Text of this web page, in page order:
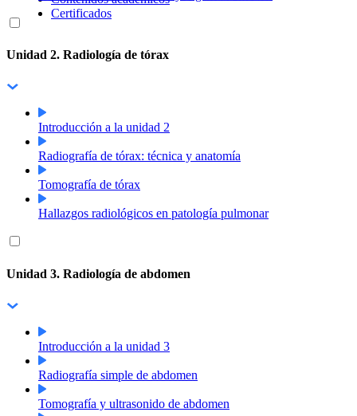
Certificados
Unidad 2. Radiología de tórax
Introducción a la unidad 2
Radiografía de tórax: técnica y anatomía
Tomografía de tórax
Hallazgos radiológicos en patología pulmonar
Unidad 3. Radiología de abdomen
Introducción a la unidad 3
Radiografía simple de abdomen
Tomografía y ultrasonido de abdomen